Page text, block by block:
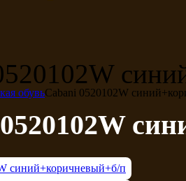
обувьCabani 0520102W